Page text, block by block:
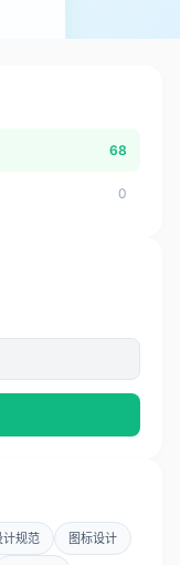
68
0
计规范 图标设计